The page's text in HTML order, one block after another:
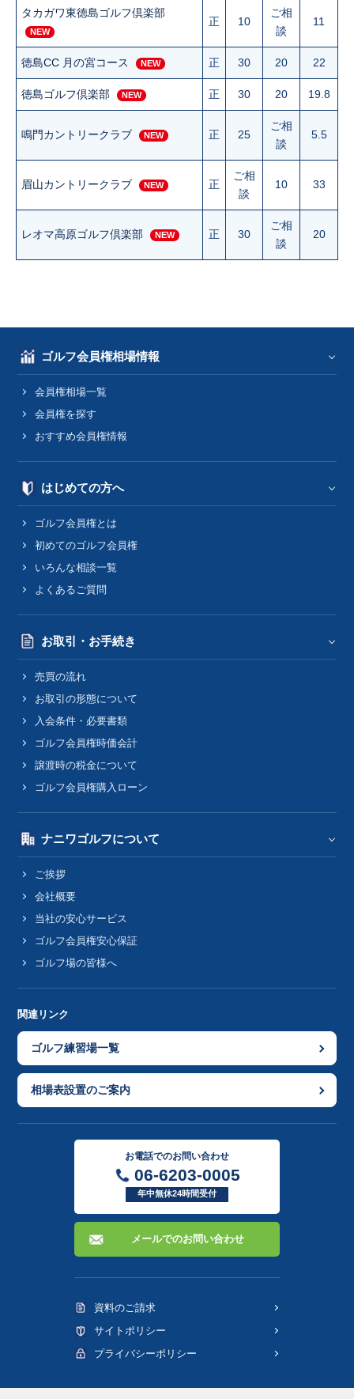
タカガワ東徳島ゴルフ倶楽部
NEW
正 10
ご相
談
11
徳島CC 月の宮コース NEW 正 30 20 22
徳島ゴルフ倶楽部 NEW 正 30 20 19.8
鳴門カントリークラブ NEW 正 25
ご相
談
5.5
眉山カントリークラブ NEW 正
ご相
談
10 33
レオマ高原ゴルフ倶楽部 NEW 正 30
ご相
談
20
ゴルフ会員権相場情報
会員権相場一覧
会員権を探す
おすすめ会員権情報
はじめての方へ
ゴルフ会員権とは
初めてのゴルフ会員権
いろんな相談一覧
よくあるご質問
お取引・お手続き
売買の流れ
お取引の形態について
入会条件・必要書類
ゴルフ会員権時価会計
譲渡時の税金について
ゴルフ会員権購入ローン
ナニワゴルフについて
ご挨拶
会社概要
当社の安心サービス
ゴルフ会員権安心保証
ゴルフ場の皆様へ
関連リンク
ゴルフ練習場一覧
相場表設置のご案内
お電話でのお問い合わせ
06-6203-0005
年中無休24時間受付
メールでのお問い合わせ
資料のご請求
サイトポリシー
プライバシーポリシー